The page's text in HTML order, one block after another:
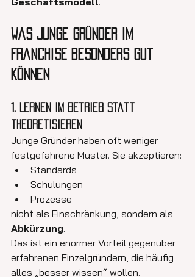
Was junge Gründer im
Franchise besonders gut
können
1. Lernen im Betrieb statt
theoretisieren
Junge Gründer haben oft weniger
festgefahrene Muster. Sie akzeptieren:
Standards
Schulungen
Prozesse
nicht als Einschränkung, sondern als
Abkürzung.
Das ist ein enormer Vorteil gegenüber
erfahrenen Einzelgründern, die häufig
alles „besser wissen“ wollen.